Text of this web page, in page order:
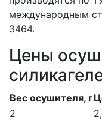
международным
3464.
Цены
Bес осушителя, г
2